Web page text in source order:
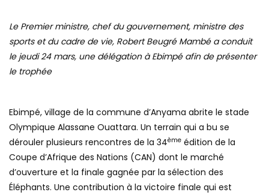
Le Premier ministre, chef du gouvernement, ministre des
sports et du cadre de vie, Robert Beugré Mambé a conduit
le jeudi 24 mars, une délégation à Ebimpé afin de présenter
le trophée
Ebimpé, village de la commune d’Anyama abrite le stade
Olympique Alassane Ouattara. Un terrain qui a bu se
dérouler plusieurs rencontres de la 34ème édition de la
Coupe d’Afrique des Nations (CAN) dont le marché
d’ouverture et la finale gagnée par la sélection des
Éléphants. Une contribution à la victoire finale qui est